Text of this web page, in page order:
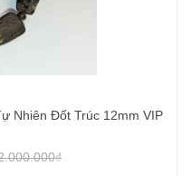
Nhiên Đốt Trúc 12mm VIP